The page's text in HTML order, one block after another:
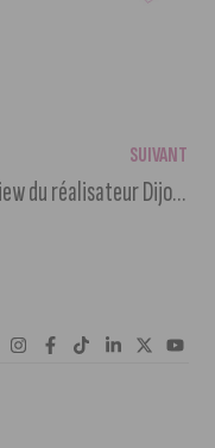
SUIVANT
Interview du réalisateur Dijonnais Arnaud Viard